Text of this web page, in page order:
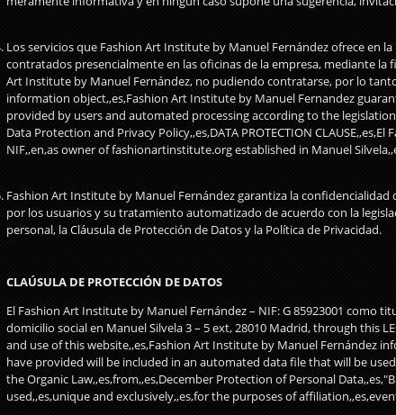
Los servicios que Fashion Art Institute by Manuel Fernández ofrece en
contratados presencialmente en las oficinas de la empresa, mediante
Art Institute by Manuel Fernández, no pudiendo contratarse, por lo
information object,,es,Fashion Art Institute by Manuel Fernandez
provided by users and automated processing according to the
Data Protection and Privacy Policy,,es,DATA PROTECTION
NIF,,en,as owner of fashionartinstitute.org established in Manuel
Fashion Art Institute by Manuel Fernández garantiza la
por los usuarios y su tratamiento automatizado de acuerdo con la
personal, la Cláusula de Protección de Datos y la Política de Privacidad.
CLAÚSULA DE PROTECCIÓN DE DATOS
El Fashion Art Institute by Manuel Fernández – NIF: G 85923001 como
domicilio social en Manuel Silvela 3 – 5 ext, 28010 Madrid, through this
and use of this website,,es,Fashion Art Institute by Manuel Fernández
have provided will be included in an automated data file that will be
the Organic Law,,es,from,,es,December Protection of Personal
used,,es,unique and exclusively,,es,for the purposes of